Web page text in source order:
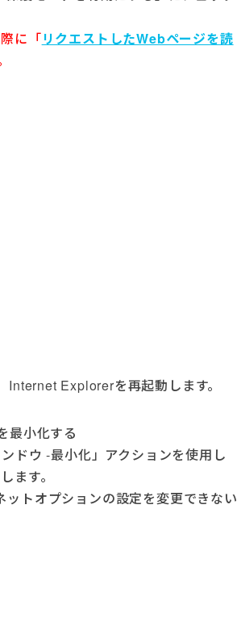
に「リクエストしたWebページを読
Explorerを再起動します。
最小化する
ドウ -最小化」アクションを使用し
ます。
トオプションの設定を変更できない